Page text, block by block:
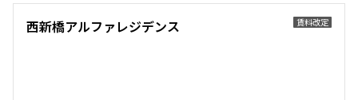
賃料改定
西新橋アルファレジデンス